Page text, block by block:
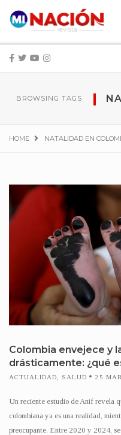
BROWSING TAGS
HOME NATALIDAD EN
Colombia envejece y
drásticamente: ¿qué
ACTUALIDAD SALUD 25
Un reciente estudio de Anif revela
colombiana ya es una realidad,
preocupante. Entre 2020 y 2024,